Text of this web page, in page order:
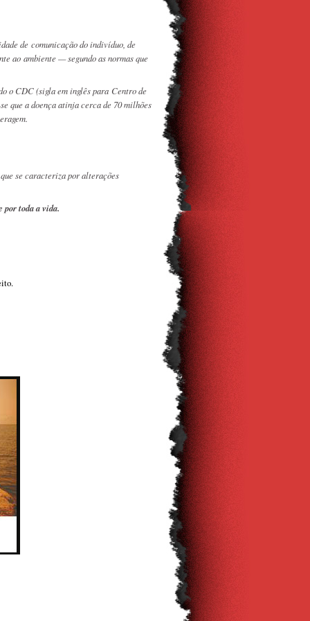
de comunicação do indivíduo, de
ao ambiente — segundo as normas que
o CDC (sigla em inglês para Centro de
que a doença atinja cerca de 70 milhões
se caracteriza por alterações
por toda a vida.